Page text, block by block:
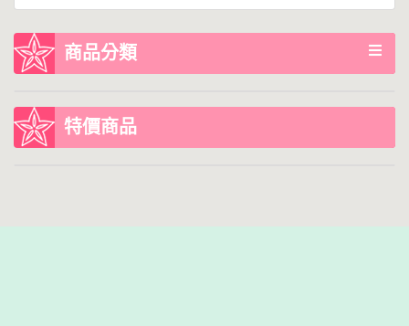
商品分類
特價商品